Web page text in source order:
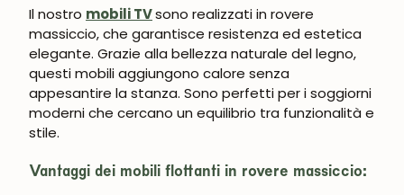
Il nostro mobili TVsono realizzati in rovere
massiccio, che garantisce resistenza ed estetica
elegante. Grazie alla bellezza naturale del legno,
questi mobili aggiungono calore senza
appesantire la stanza. Sono perfetti per i soggiorni
moderni che cercano un equilibrio tra funzionalità e
stile.
Vantaggi dei mobili flottanti in rovere massiccio: